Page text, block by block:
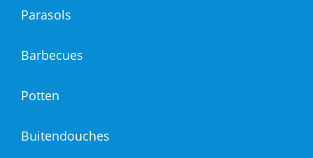
Parasols
Barbecues
Potten
Buitendouches